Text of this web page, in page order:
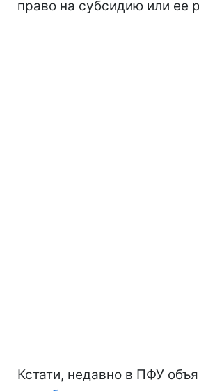
право на субсидию или ее
Кстати, недавно в ПФУ